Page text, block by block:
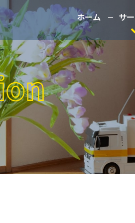
ホーム サ